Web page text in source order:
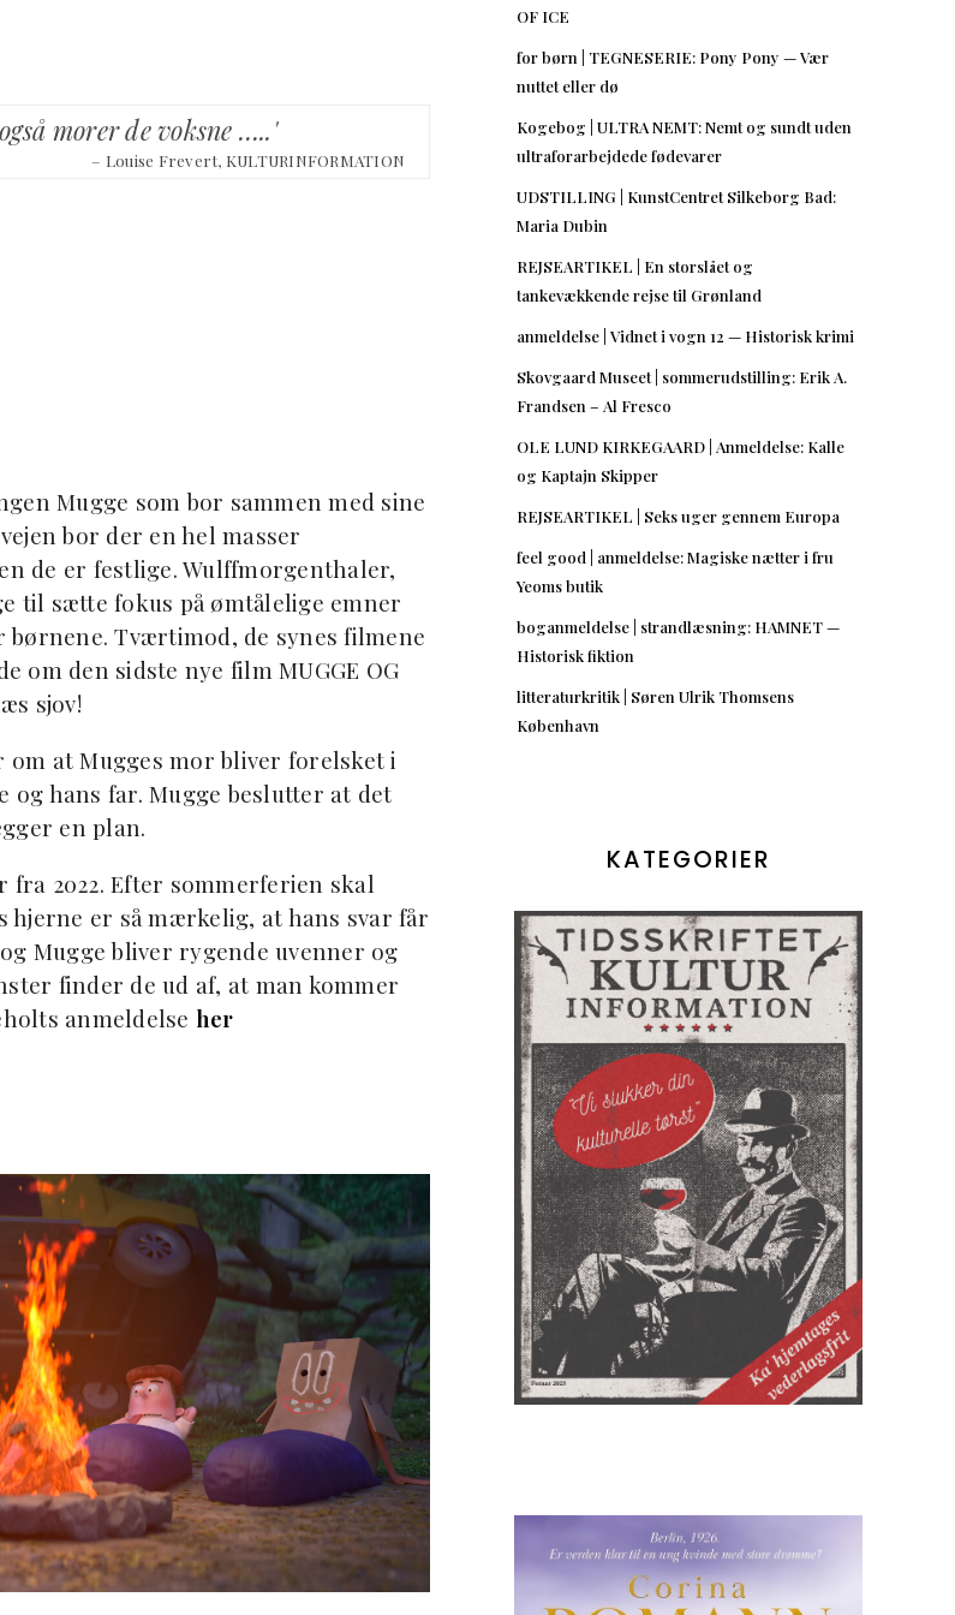
morer de voksne …..'
– Louise Frevert, KULTURINFORMATION
Mugge som bor sammen med sine
bor der en hel masser
de er festlige. Wulffmorgenthaler,
til sætte fokus på ømtålelige emner
Tværtimod, de synes filmene
om den sidste nye film MUGGE OG
sjov!
om at Mugges mor bliver forelsket i
hans far. Mugge beslutter at det
en plan.
2022. Efter sommerferien skal
hjerne er så mærkelig, at hans svar får
Mugge bliver rygende uvenner og
finder de ud af, at man kommer
anmeldelse her
OF ICE
for børn | TEGNESERIE: Pony Pony — Vær
nuttet eller dø
Kogebog | ULTRA NEMT: Nemt og sundt uden
ultraforarbejdede fødevarer
UDSTILLING | KunstCentret Silkeborg Bad:
Maria Dubin
REJSEARTIKEL | En storslået og
tankevækkende rejse til Grønland
anmeldelse | Vidnet i vogn 12 — Historisk krimi
Skovgaard Museet | sommerudstilling: Erik A.
Frandsen – Al Fresco
OLE LUND KIRKEGAARD | Anmeldelse: Kalle
og Kaptajn Skipper
REJSEARTIKEL | Seks uger gennem Europa
feel good | anmeldelse: Magiske nætter i fru
Yeoms butik
boganmeldelse | strandlæsning: HAMNET —
Historisk fiktion
litteraturkritik | Søren Ulrik Thomsens
København
KATEGORIER